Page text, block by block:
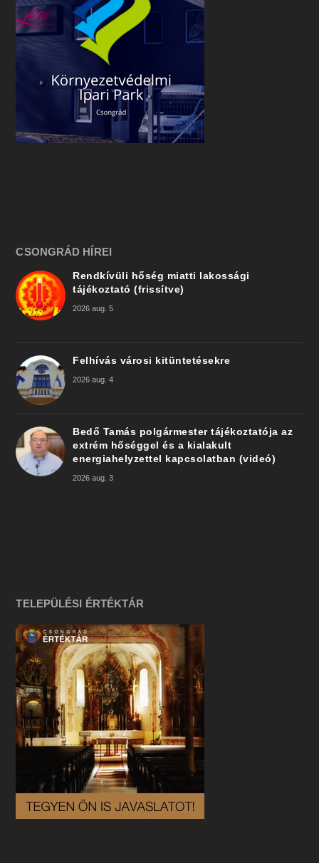
CSONGRÁD HÍREI
Rendkívüli hőség miatti lakossági
tájékoztató (frissítve)
2026 aug. 5
Felhívás városi kitüntetésekre
2026 aug. 4
Bedő Tamás polgármester tájékoztatója az
extrém hőséggel és a kialakult
energiahelyzettel kapcsolatban (videó)
2026 aug. 3
TELEPÜLÉSI ÉRTÉKTÁR